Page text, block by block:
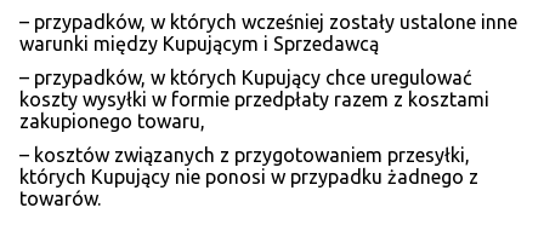
– przypadków, w których wcześniej zostały ustalone inne
warunki między Kupującym i Sprzedawcą
– przypadków, w których Kupujący chce uregulować
koszty wysyłki w formie przedpłaty razem z kosztami
zakupionego towaru,
– kosztów związanych z przygotowaniem przesyłki,
których Kupujący nie ponosi w przypadku żadnego z
towarów.